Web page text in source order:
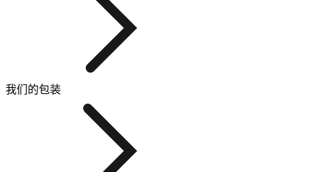
我们的包装